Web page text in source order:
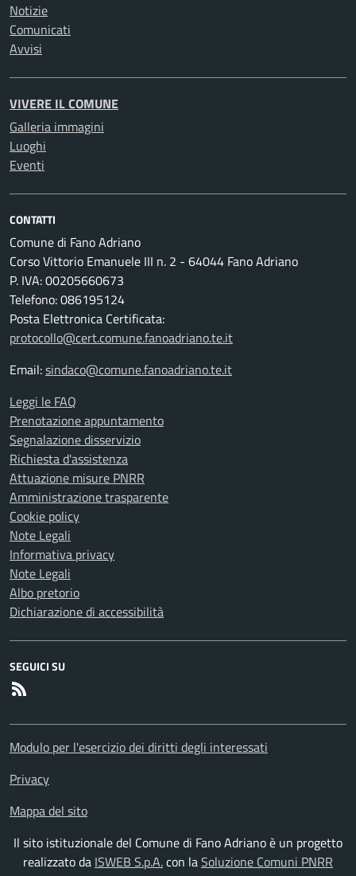
Notizie
Comunicati
Avvisi
VIVERE IL COMUNE
Galleria immagini
Luoghi
Eventi
CONTATTI
Comune di Fano Adriano
Corso Vittorio Emanuele III n. 2 - 64044 Fano Adriano
P. IVA: 00205660673
Telefono: 086195124
Posta Elettronica Certificata:
protocollo@cert.comune.fanoadriano.te.it
Email:sindaco@comune.fanoadriano.te.it
Leggi le FAQ
Prenotazione appuntamento
Segnalazione disservizio
Richiesta d'assistenza
Attuazione misure PNRR
Amministrazione trasparente
Cookie policy
Note Legali
Informativa privacy
Note Legali
Albo pretorio
Dichiarazione di accessibilità
SEGUICI SU
Modulo per l'esercizio dei diritti degli interessati
Privacy
Mappa del sito
Il sito istituzionale del Comune di Fano Adriano è un progetto
realizzato da ISWEB S.p.A.con laSoluzione Comuni PNRR